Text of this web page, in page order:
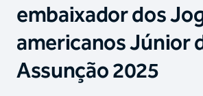
embaixador dos
americanos Júnior
Assunção 2025